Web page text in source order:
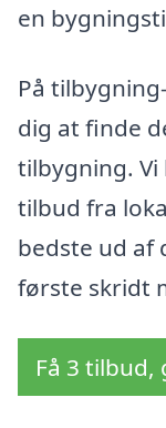
en
På
dig at finde
tilbygning.
tilbud fra
bedste ud af
første skridt
Få 3